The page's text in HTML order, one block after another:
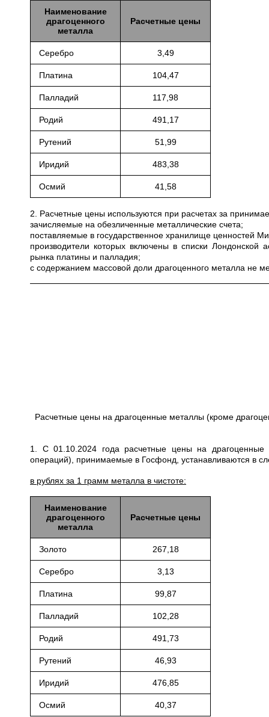
Наименование
драгоценного
металла
Расчетные цены
Серебро 3,49
Платина 104,47
Палладий 117,98
Родий 491,17
Рутений 51,99
Иридий 483,38
Осмий 41,58
2. Расчетные цены используются при расчетах за
зачисляемые на обезличенные металлические счета;
поставляемые в государственное хранилище ценностей
производители которых включены в списки Лондонской
рынка платины и палладия;
с содержанием массовой доли драгоценного металла не
Расчетные цены на драгоценные металлы (кроме
1. С 01.10.2024 года расчетные цены на драгоценные
операций), принимаемые в Госфонд, устанавливаются в
в рублях за 1 грамм металла в чистоте:
Наименование
драгоценного
металла
Расчетные цены
Золото 267,18
Серебро 3,13
Платина 99,87
Палладий 102,28
Родий 491,73
Рутений 46,93
Иридий 476,85
Осмий 40,37